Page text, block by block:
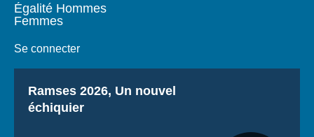
Égalité Hommes
Femmes
Se connecter
Titre
Ramses 2026, Un nouvel
échiquier